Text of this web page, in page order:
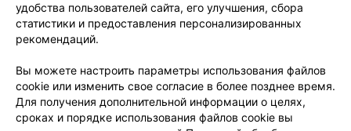
Размещение рекламы
Медицинский маркетинг
Публичный договор
Доставка
Способы оплаты
Вакансии
Партнеры
Написать руководителю 103.by
Написать в поддержку
удобства пользователей сайта, его улучшения, сбора
статистики и предоставления персонализированных
рекомендаций.
Вы можете настроить параметры использования файлов
cookie или изменить свое согласие в более позднее время.
Для получения дополнительной информации о целях,
сроках и порядке использования файлов cookie вы